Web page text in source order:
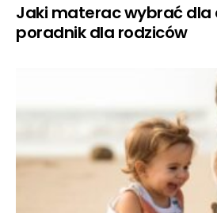
Jaki materac wybrać dla
poradnik dla rodziców